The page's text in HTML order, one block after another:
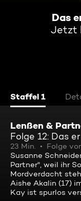
Das
Jetzt
Staffel 1
Lenßen &
Folge 12: Das
23 Min. Folge
Susanne
Partner", weil ihr
Mordverdacht
Aishe Akalin (17)
Kay ist spurlos